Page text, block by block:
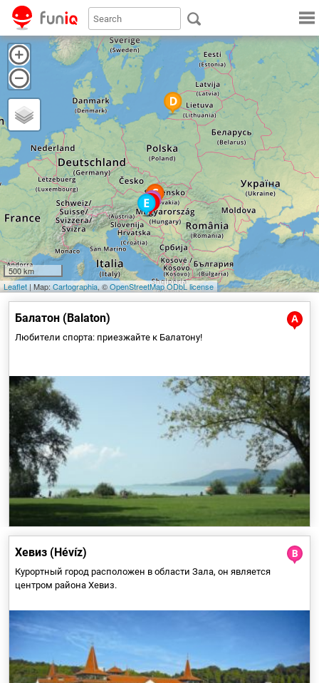
500 km
Leaflet | Map: Cartographia, ©OpenStreetMapODbL license
Балатон (Balaton)
Северный берег, гористая местность Балатона, больше подходит
для видов спорта, использующих ветер, ведь не случайно город
Балатонфюред является центром парусного спорта, а любители
более экстремальных видов могут любоваться пейзажем при
полете на дельтапланах.
Любители спорта: приезжайте к Балатону!
Хевиз (Hévíz)
Дно озера покрыто густой грязью толщиной 1-3 м, которая
состоит из растений и минералов – ее лечебные эффекты
широко используются в медицинской практике города.
Курортный город расположен в области Зала, он является
центром района Хевиз.
Археологические исследования доказали, что территория
нынешней Таты и её окрестностей были заселены уже в